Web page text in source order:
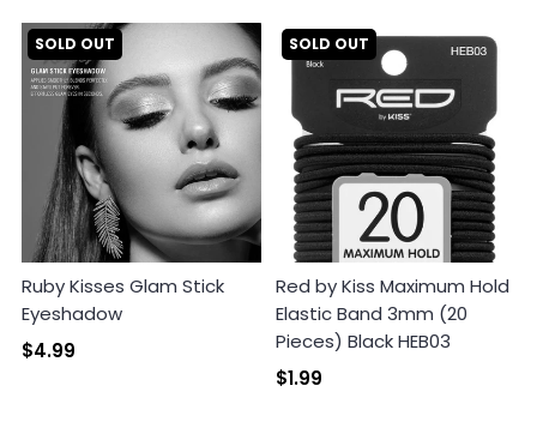
SOLD OUT
Ruby Kisses Glam Stick
Eyeshadow
$4.99
SOLD OUT
Red by Kiss Maximum Hold
Elastic Band 3mm (20
Pieces) Black HEB03
$1.99